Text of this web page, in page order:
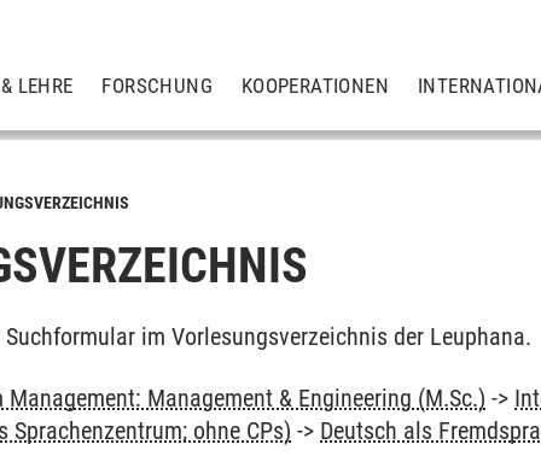
LEHRE FORSCHUNG KOOPERATIONEN
Suchformular im Vorlesungsverzeichnis der Leuphana.
Management & Engineering (M.Sc.) ->
Sprachenzentrum; ohne CPs) -> Deutsch als